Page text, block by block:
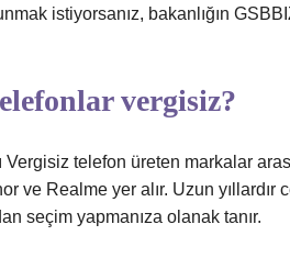
istiyorsanız, bakanlığın
vergisiz?
Vergisiz telefon üreten markalar
ve Realme yer alır. Uzun
seçim yapmanıza olanak tanır.